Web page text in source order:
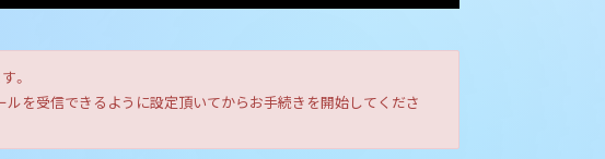
。
ルを受信できるように設定頂いてからお手続きを開始してくださ